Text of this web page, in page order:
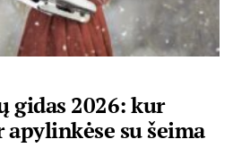
gidas 2026: kur
su šeima